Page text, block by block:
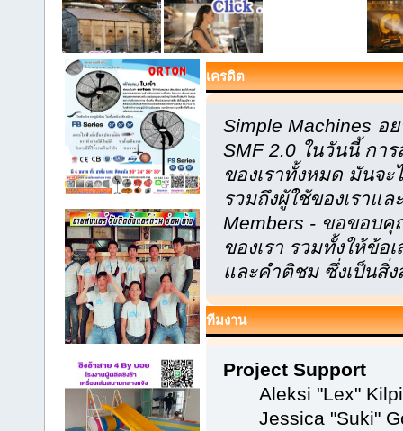
เครดิต
Simple Machines
SMF 2.0 ในวันนี้ การ
ของเราทั้งหมด มันจ
รวมถึงผู้ใช้ของเราแล
Members - ขอขอบ
ของเรา รวมทั้งให้ข้
และคำติชม ซึ่งเป็นสิ่ง
ทีมงาน
Project Support
Aleksi "Lex"
Jessica "Suki"